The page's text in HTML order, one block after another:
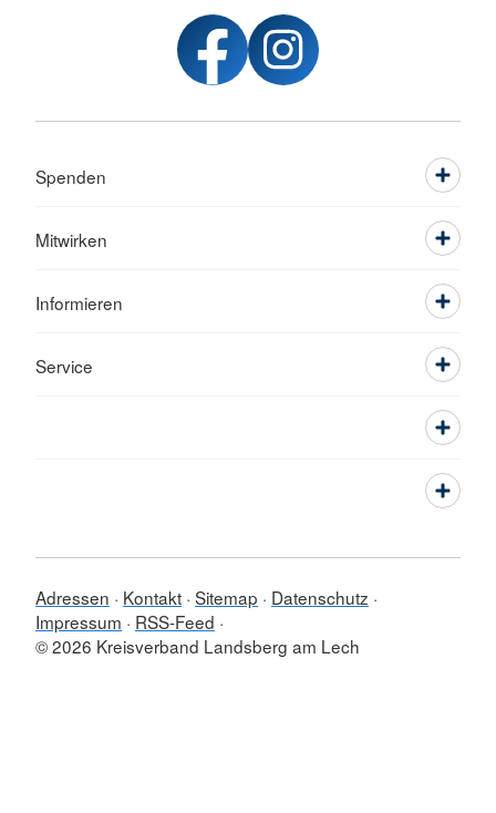
Spenden
Mitwirken
Informieren
Service
Adressen Kontakt Sitemap
Datenschutz
Impressum
RSS-Feed
© 2026 Kreisverband Landsberg am Lech